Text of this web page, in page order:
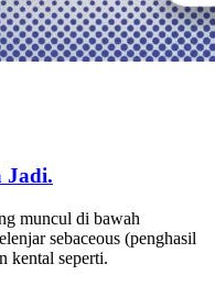
Jadi.
muncul di bawah
sebaceous (penghasil
kental seperti.